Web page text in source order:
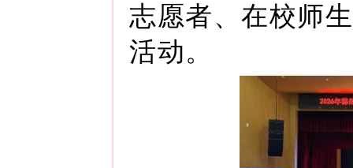
志愿者、在校师
活动。